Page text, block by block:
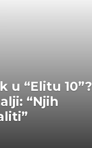
u “Elitu 10”?
“Njih